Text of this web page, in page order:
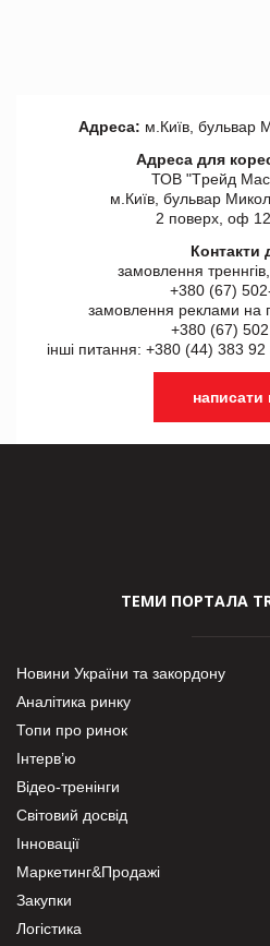
Адреса: м.Київ, бульвар
Адреса для
ТОВ "Tрейд
м.Київ, бульвар
2 поверх, оф
Контакти
замовлення
+380 (67)
замовлення реклами на
+380 (67) 502
інші питання: +380 (44) 383
написати
ТЕМИ ПОРТАЛА
Новини України та закордону
Аналітика ринку
Топи про ринок
Інтерв’ю
Відео-тренінги
Світовий досвід
Інновації
Маркетинг&Продажі
Закупки
Логістика